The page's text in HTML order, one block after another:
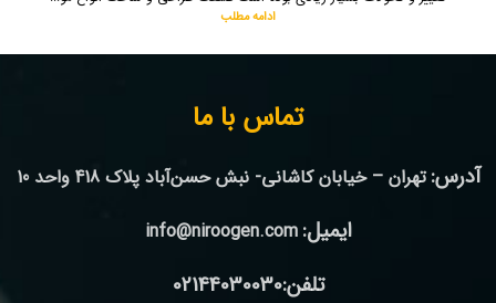
ادامه مطلب
تماس با ما
آدرس: تهران – خیابان کاشانی- نبش حسن‌آباد پلاک 418 واحد 10
ایمیل: info@niroogen.com
تلفن:02144030030